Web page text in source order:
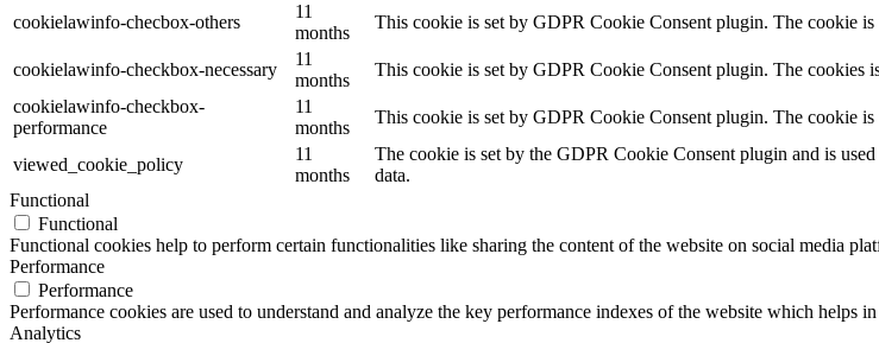
cookielawinfo-checbox-others
11
months
This cookie is set by GDPR Cookie Consent plugin. The cookie
cookielawinfo-checkbox-necessary
11
months
This cookie is set by GDPR Cookie Consent plugin. The cookies
cookielawinfo-checkbox-
performance
11
months
This cookie is set by GDPR Cookie Consent plugin. The cookie
viewed_cookie_policy
11
months
The cookie is set by the GDPR Cookie Consent plugin and is
data.
Functional
Functional
Functional cookies help to perform certain functionalities like sharing the content of the website on social media
Performance
Performance
Performance cookies are used to understand and analyze the key performance indexes of the website which helps
Analytics